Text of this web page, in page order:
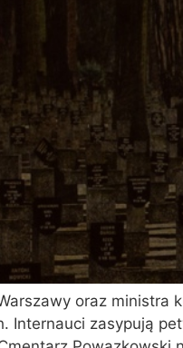
oraz
Internauci zasypują